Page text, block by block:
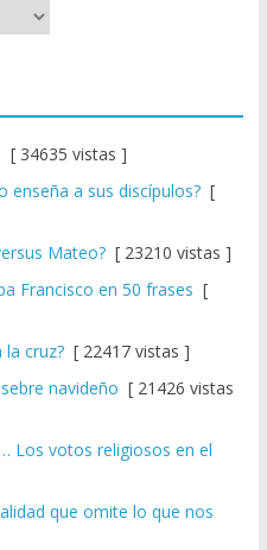
[ 34635 vistas ]
enseña a sus discípulos?[
Mateo?[ 23210 vistas ]
Francisco en 50 frases [
la cruz?[ 22417 vistas ]
navideño [ 21426 vistas
Los votos religiosos en el
que omite lo que nos